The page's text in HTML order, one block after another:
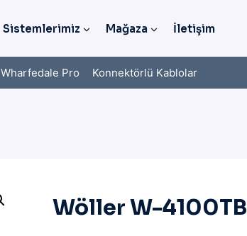
Sistemlerimiz Mağaza İletişim
Wharfedale Pro Konnektörlü Kablolar
Wöller W-4100TB